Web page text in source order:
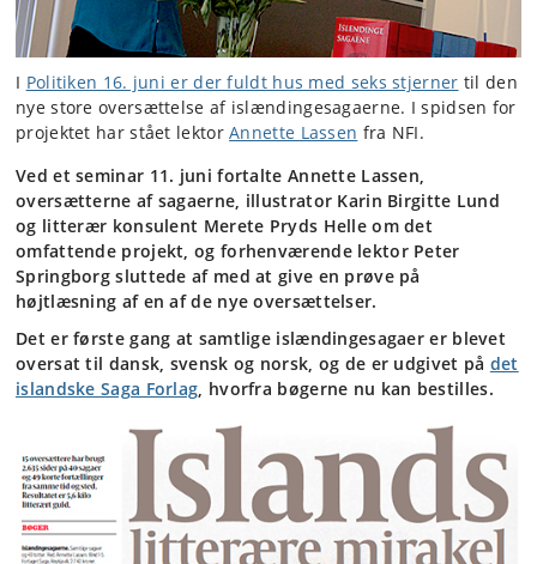
I Politiken 16. juni er der fuldt hus med seks stjerner til den
nye store oversættelse af islændingesagaerne. I spidsen for
projektet har stået lektorAnnette Lassen fra NFI.
Ved et seminar 11. juni fortalte Annette Lassen,
oversætterne af sagaerne, illustrator Karin Birgitte Lund
og litterær konsulent Merete Pryds Helle om det
omfattende projekt, og forhenværende lektor Peter
Springborg sluttede af med at give en prøve på
højtlæsning af en af de nye oversættelser.
Det er første gang at samtlige islændingesagaer er blevet
oversat til dansk, svensk og norsk, og de er udgivet på det
islandske Saga Forlag, hvorfra bøgerne nu kan bestilles.